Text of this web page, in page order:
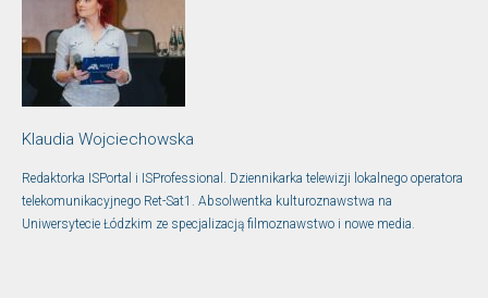
Klaudia Wojciechowska
Redaktorka ISPortal i ISProfessional. Dziennikarka telewizji lokalnego operatora
telekomunikacyjnego Ret-Sat1. Absolwentka kulturoznawstwa na
Uniwersytecie Łódzkim ze specjalizacją filmoznawstwo i nowe media.